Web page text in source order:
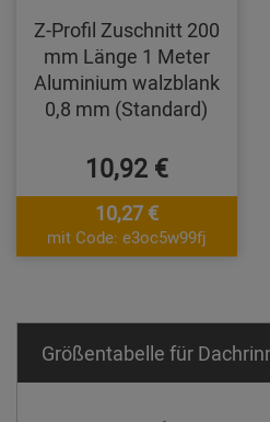
Z-Profil Zuschnitt 200
mm Länge 1 Meter
Aluminium walzblank
0,8 mm (Standard)
10,92 €
10,27 €
mit Code: e3oc5w99fj
Größentabelle für